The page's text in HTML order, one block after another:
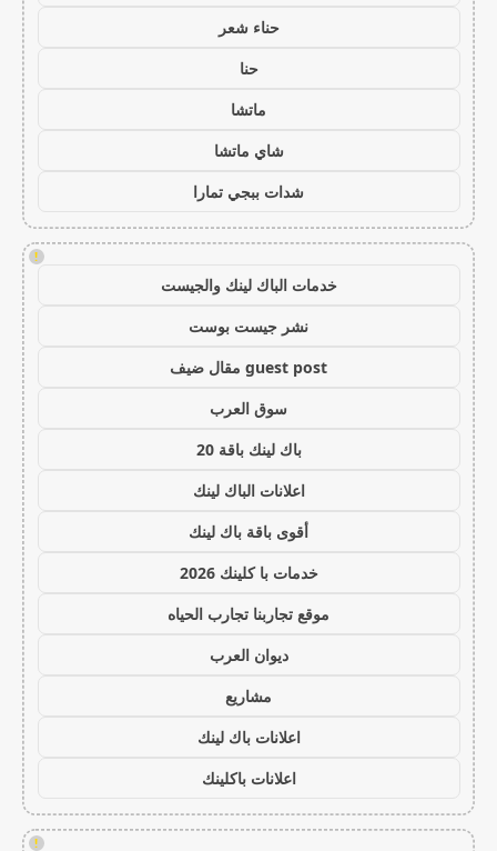
حناء شعر
حنا
ماتشا
شاي ماتشا
شدات ببجي تمارا
!
خدمات الباك لينك والجيست
نشر جيست بوست
guest post مقال ضيف
سوق العرب
باك لينك باقة 20
اعلانات الباك لينك
أقوى باقة باك لينك
خدمات با كلينك 2026
موقع تجاربنا تجارب الحياه
ديوان العرب
مشاريع
اعلانات باك لينك
اعلانات باكلينك
!